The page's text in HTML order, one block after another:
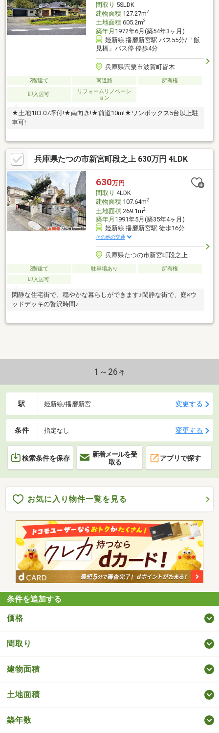
間取り 5SLDK
建物面積127.27m2
土地面積605.2m2
築年月 1972年6月(築54年3ヶ月)
姫新線 播磨新宮駅 バス55分/「飯
見橋」バス停 停歩4分
兵庫県宍粟市波賀町皆木
2階建て 南道路 所有権
即入居可
リフォームリノベーシ
ョン
★土地183.07坪付!★南向き!★前道10m!★ワンボックス5台以上駐
車可!
兵庫県たつの市新宮町段之上 630万円 4LDK
630万円
間取り 4LDK
建物面積107.64m2
土地面積269.1m2
築年月 1991年5月(築35年4ヶ月)
姫新線 播磨新宮駅 徒歩16分
その他の交通
兵庫県たつの市新宮町段之上
2階建て 駐車場あり
所有権
即入居可
閑静な住宅街で、穏やかな暮らしができます♪閑静な街で、庭×ウ
ッドデッキの贅沢時間♪
1～26 件
駅 姫新線/播磨新宮 変更する
条件 指定なし 変更する
検索条件を保存
新着メールを受
取る
アプリで探す
お気に入り物件一覧を見る
条件を追加する
価格
間取り
建物面積
土地面積
築年数